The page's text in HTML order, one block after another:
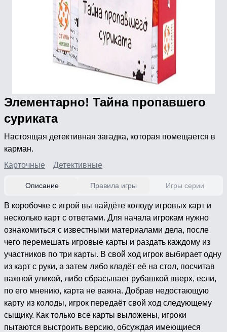
Элементарно! Тайна пропавшего
суриката
Настоящая детективная загадка, которая помещается в
карман.
Карточные
Детективные
Описание Правила игры Игры серии
В коробочке с игрой вы найдёте колоду игровых карт и
несколько карт с ответами. Для начала игрокам нужно
ознакомиться с известными материалами дела, после
чего перемешать игровые карты и раздать каждому из
участников по три карты. В свой ход игрок выбирает одну
из карт с руки, а затем либо кладёт её на стол, посчитав
важной уликой, либо сбрасывает рубашкой вверх, если,
по его мнению, карта не важна. Добрав недостающую
карту из колоды, игрок передаёт свой ход следующему
сыщику. Как только все карты выложены, игроки
пытаются выстроить версию, обсуждая имеющиеся